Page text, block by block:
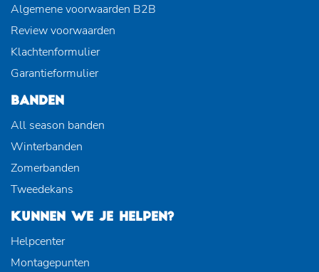
Algemene voorwaarden B2B
Review voorwaarden
Klachtenformulier
Garantieformulier
BANDEN
All season banden
Winterbanden
Zomerbanden
Tweedekans
KUNNEN WE JE HELPEN?
Helpcenter
Montagepunten